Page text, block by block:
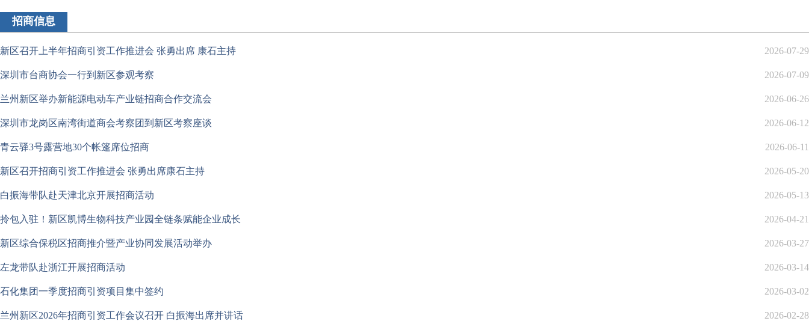
招商信息
新区召开上半年招商引资工作推进会 张勇出席 康石主持 2026-07-29
深圳市台商协会一行到新区参观考察 2026-07-09
兰州新区举办新能源电动车产业链招商合作交流会 2026-06-26
深圳市龙岗区南湾街道商会考察团到新区考察座谈 2026-06-12
青云驿3号露营地30个帐篷席位招商 2026-06-11
新区召开招商引资工作推进会 张勇出席康石主持 2026-05-20
白振海带队赴天津北京开展招商活动 2026-05-13
拎包入驻！新区凯博生物科技产业园全链条赋能企业成长 2026-04-21
新区综合保税区招商推介暨产业协同发展活动举办 2026-03-27
左龙带队赴浙江开展招商活动 2026-03-14
石化集团一季度招商引资项目集中签约 2026-03-02
兰州新区2026年招商引资工作会议召开 白振海出席并讲话 2026-02-28